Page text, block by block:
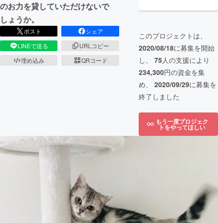
のお力を貸していただけないで
しょうか。
ポスト
シェア
LINEで送る
URLコピー
埋め込み
QRコード
このプロジェクトは、
2020/08/18に募集を開始
し、 75人の支援により
234,300円の資金を集
め、 2020/09/29に募集を
終了しました
もう一度プロジェク
トをやってほしい